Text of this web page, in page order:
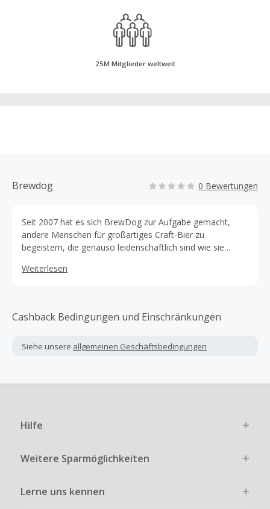
25M Mitglieder weltweit
Brewdog 0 Bewertungen
Seit 2007 hat es sich BrewDog zur Aufgabe gemacht,
andere Menschen für großartiges Craft-Bier zu
begeistern, die genauso leidenschaftlich sind wie sie
kompromisslose Spitzenbiere wie das Flaggschiff Punk
umhaut, und hat damit eine Revolution ausgelöst.
Weiterlesen
Cashback Bedingungen und Einschränkungen
Siehe unsere allgemeinen Geschäftsbedingungen
Hilfe
Weitere Sparmöglichkeiten
Lerne uns kennen